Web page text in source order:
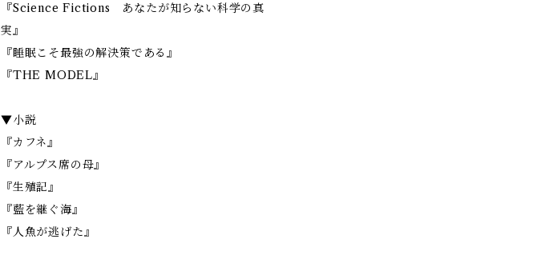
『Science Fictions あなたが知らない科学の真
実』
『睡眠こそ最強の解決策である』
『THE MODEL』
▼小説
『カフネ』
『アルプス席の母』
『生殖記』
『藍を継ぐ海』
『人魚が逃げた』